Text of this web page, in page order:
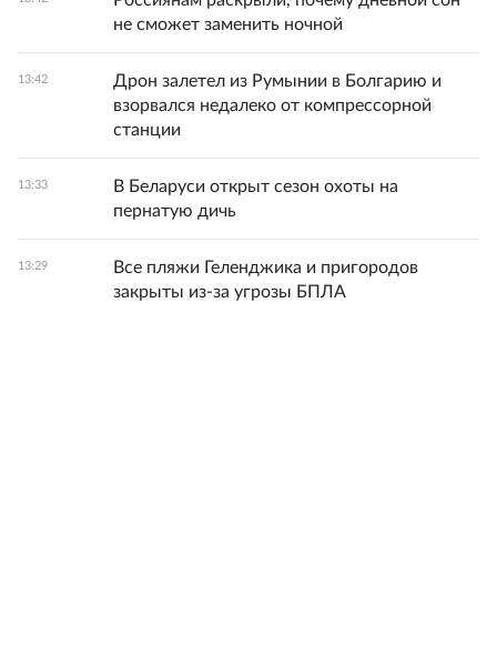
не сможет заменить ночной
13:42
Дрон залетел из Румынии в Болгарию и
взорвался недалеко от компрессорной
станции
13:33
В Беларуси открыт сезон охоты на
пернатую дичь
13:29
Все пляжи Геленджика и пригородов
закрыты из-за угрозы БПЛА